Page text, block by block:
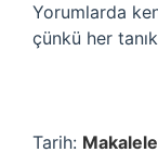
Yorumlarda
çünkü her
Tarih: